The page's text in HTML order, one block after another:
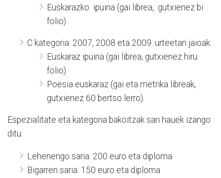
Euskarazko ipuina (gai librea, gutxienez bi
folio).
C kategoria: 2007, 2008 eta 2009. urteetan jaioak.
Euskaraz ipuina (gai librea, gutxienez hiru
folio)
Poesia euskaraz (gai eta metrika libreak,
gutxienez 60 bertso lerro).
Espezialitate eta kategoria bakoitzak sari hauek izango
ditu:
Lehenengo saria: 200 euro eta diploma
Bigarren saria: 150 euro eta diploma